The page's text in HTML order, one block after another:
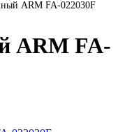
ARM FA-022030F
ARM FA-